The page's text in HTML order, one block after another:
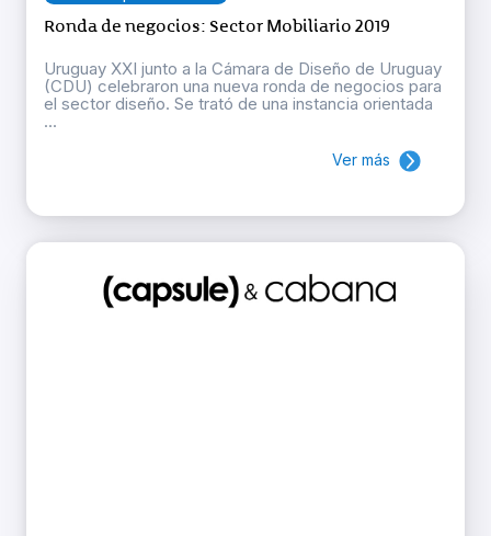
Ronda de negocios: Sector Mobiliario 2019
Uruguay XXI junto a la Cámara de Diseño de Uruguay
(CDU) celebraron una nueva ronda de negocios para
el sector diseño. Se trató de una instancia orientada
...
Ver más